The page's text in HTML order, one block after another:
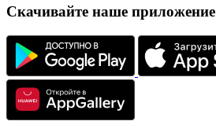
Скачивайте наше приложение